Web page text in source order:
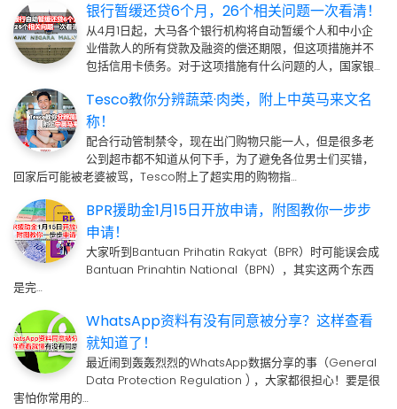
银行暂缓还贷6个月，26个相关问题一次看清！
从4月1日起，大马各个银行机构将自动暂缓个人和中小企
业借款人的所有贷款及融资的偿还期限，但这项措施并不
包括信用卡债务。对于这项措施有什么问题的人，国家银…
Tesco教你分辨蔬菜·肉类，附上中英马来文名
称！
配合行动管制禁令，现在出门购物只能一人，但是很多老
公到超市都不知道从何下手，为了避免各位男士们买错，
回家后可能被老婆被骂，Tesco附上了超实用的购物指…
BPR援助金1月15日开放申请，附图教你一步步
申请！
大家听到Bantuan Prihatin Rakyat（BPR）时可能误会成
Bantuan Prinahtin National（BPN），其实这两个东西
是完…
WhatsApp资料有没有同意被分享？这样查看
就知道了！
最近闹到轰轰烈烈的WhatsApp数据分享的事（General
Data Protection Regulation ) ，大家都很担心！要是很
害怕你常用的…